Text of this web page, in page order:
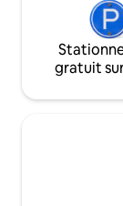
gratuit